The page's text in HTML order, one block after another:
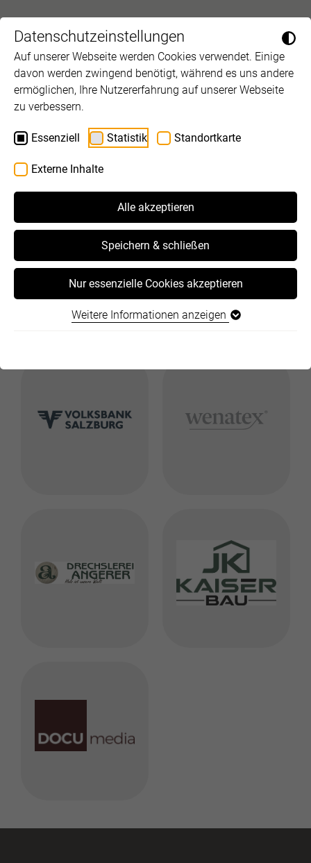
Datenschutzeinstellungen
Auf unserer Webseite werden Cookies verwendet. Einige
davon werden zwingend benötigt, während es uns andere
ermöglichen, Ihre Nutzererfahrung auf unserer Webseite
zu verbessern.
Essenziell Statistik Standortkarte
Externe Inhalte
Alle akzeptieren
Speichern & schließen
Nur essenzielle Cookies akzeptieren
Weitere Informationen anzeigen
Unsere Sponsor_innen
Unterstützung!